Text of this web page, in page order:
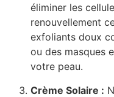
éliminer les
renouvellement
exfoliants doux
ou des masques
votre peau.
Crème Solaire :